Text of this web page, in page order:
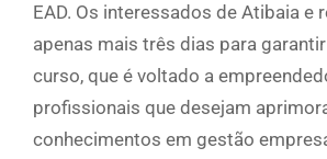
EAD. Os interessados de Atibaia e
apenas mais três dias para
curso, que é voltado a
profissionais que desejam
conhecimentos em gestão